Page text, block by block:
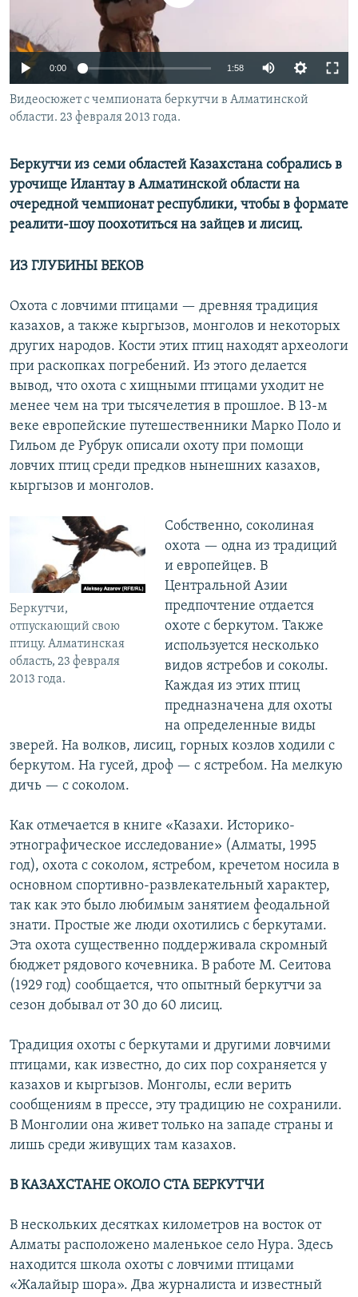
0:00 1:58
Видеосюжет с чемпионата беркутчи в Алматинской
области. 23 февраля 2013 года.
Беркутчи из семи областей Казахстана собрались в
урочище Илантау в Алматинской области на
очередной чемпионат республики, чтобы в формате
реалити-шоу поохотиться на зайцев и лисиц.
ИЗ ГЛУБИНЫ ВЕКОВ
Охота с ловчими птицами — древняя традиция
казахов, а также кыргызов, монголов и некоторых
других народов. Кости этих птиц находят археологи
при раскопках погребений. Из этого делается
вывод, что охота с хищными птицами уходит не
менее чем на три тысячелетия в прошлое. В 13-м
веке европейские путешественники Марко Поло и
Гильом де Рубрук описали охоту при помощи
ловчих птиц среди предков нынешних казахов,
кыргызов и монголов.
Беркутчи,
отпускающий свою
птицу. Алматинская
область, 23 февраля
2013 года.
Собственно, соколиная
охота — одна из традиций
и европейцев. В
Центральной Азии
предпочтение отдается
охоте с беркутом. Также
используется несколько
видов ястребов и соколы.
Каждая из этих птиц
предназначена для охоты
на определенные виды
зверей. На волков, лисиц, горных козлов ходили с
беркутом. На гусей, дроф — с ястребом. На мелкую
дичь — с соколом.
Как отмечается в книге «Казахи. Историко-
этнографическое исследование» (Алматы, 1995
год), охота с соколом, ястребом, кречетом носила в
основном спортивно-развлекательный характер,
так как это было любимым занятием феодальной
знати. Простые же люди охотились с беркутами.
Эта охота существенно поддерживала скромный
бюджет рядового кочевника. В работе М. Сеитова
(1929 год) сообщается, что опытный беркутчи за
сезон добывал от 30 до 60 лисиц.
Традиция охоты с беркутами и другими ловчими
птицами, как известно, до сих пор сохраняется у
казахов и кыргызов. Монголы, если верить
сообщениям в прессе, эту традицию не сохранили.
В Монголии она живет только на западе страны и
лишь среди живущих там казахов.
В КАЗАХСТАНЕ ОКОЛО СТА БЕРКУТЧИ
В нескольких десятках километров на восток от
Алматы расположено маленькое село Нура. Здесь
находится школа охоты с ловчими птицами
«Жалайыр шора». Два журналиста и известный